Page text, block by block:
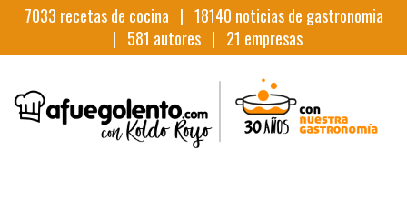
7033 recetas de cocina | 18140 noticias de gastronomia
| 581 autores | 21 empresas